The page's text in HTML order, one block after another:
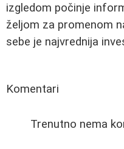
izgledom počinje
željom za promenom
sebe je najvrednija
Komentari
Trenutno nema